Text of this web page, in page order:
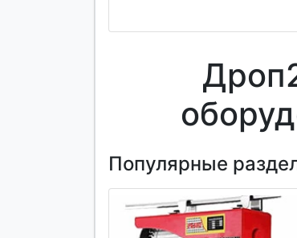
Популярные